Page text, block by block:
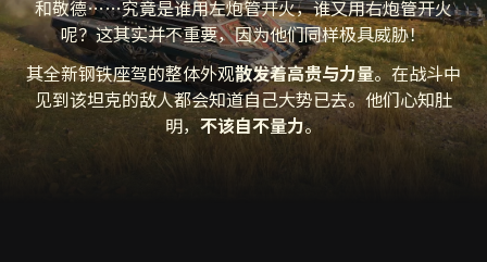
和敬德……究竟是谁用左炮管开火，谁又用右炮管开火
呢？这其实并不重要，因为他们同样极具威胁！
其全新钢铁座驾的整体外观散发着高贵与力量。在战斗中
见到该坦克的敌人都会知道自己大势已去。他们心知肚
明，不该自不量力。